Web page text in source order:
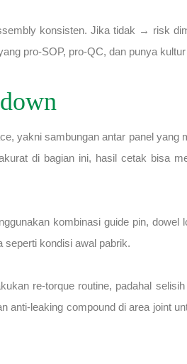
konsisten. Jika tidak → risk
pro-SOP, pro-QC, dan punya
yakni sambungan antar panel yang
di bagian ini, hasil cetak bisa
kombinasi guide pin, dowel
seperti kondisi awal pabrik.
re-torque routine, padahal
leaking compound di area joint